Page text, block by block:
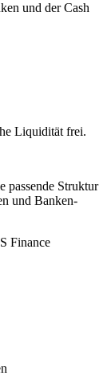
und der Cash
Liquidität frei.
passende Struktur
und Banken-